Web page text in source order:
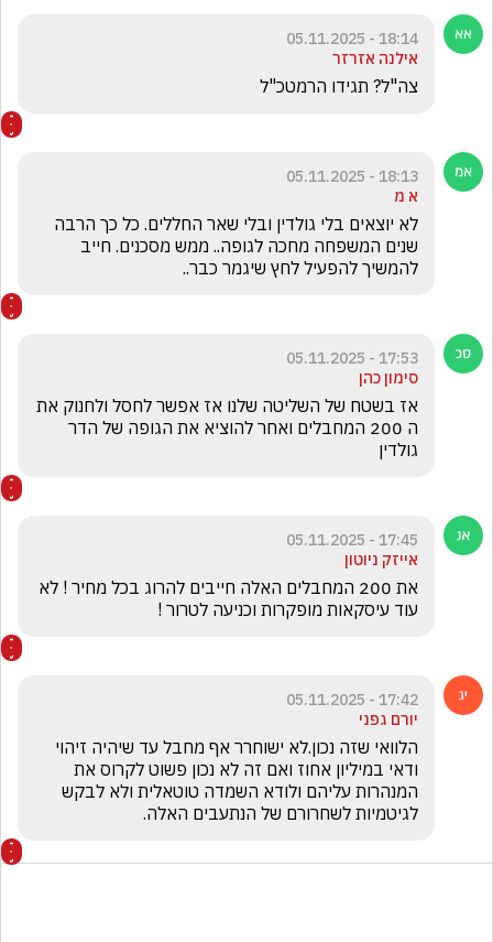
18:14 - 05.11.2025
אילנה אזרזר
צה"ל? תגידו הרמטכ"ל
18:13 - 05.11.2025
א מ
להמשיך להפעיל לחץ שיגמר כבר..
17:53 - 05.11.2025
סימון כהן
גולדין
17:45 - 05.11.2025
אייזק ניוטון
עוד עיסקאות מופקרות וכניעה לטרור !
17:42 - 05.11.2025
יורם גפני
לגיטמיות לשחרורם של הנתעבים האלה.